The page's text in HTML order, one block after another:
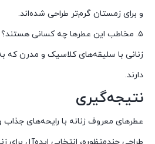
و برای زمستان گرم‌تر طراحی شده‌اند.
۵. مخاطب این عطرها چه کسانی هستند؟
زنانی با سلیقه‌های کلاسیک و مدرن که
دارند.
نتیجه‌گیری
عطرهای معروف زنانه با رایحه‌های جذاب